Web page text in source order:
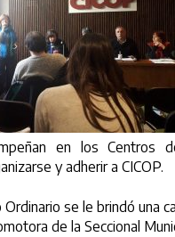
en los Centros
y adherir a CICOP.
Ordinario se le brindó una
de la Seccional